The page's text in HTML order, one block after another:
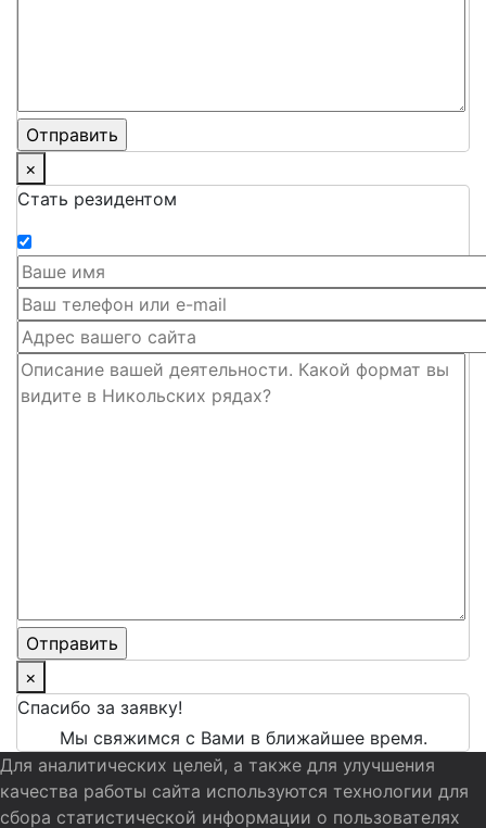
×
Стать резидентом
×
Спасибо за заявку!
Мы свяжимся с Вами в ближайшее время.
Для аналитических целей, а также для улучшения
качества работы сайта используются технологии для
сбора статистической информации о пользователях